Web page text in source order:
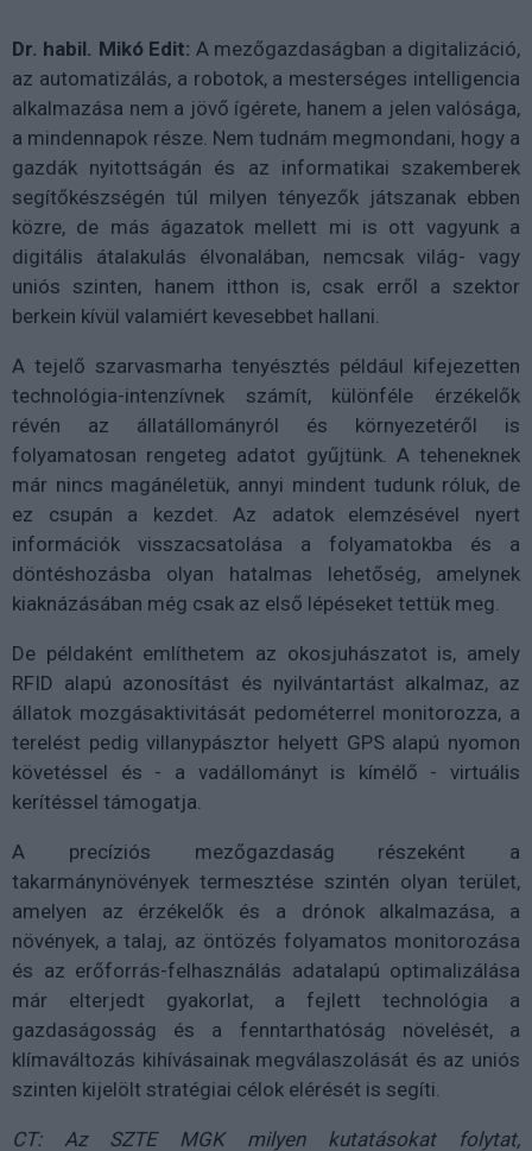
Dr. habil. Mikó Edit: A mezőgazdaságban a digitalizáció,
az automatizálás, a robotok, a mesterséges intelligencia
alkalmazása nem a jövő ígérete, hanem a jelen valósága,
a mindennapok része. Nem tudnám megmondani, hogy a
gazdák nyitottságán és az informatikai szakemberek
segítőkészségén túl milyen tényezők játszanak ebben
közre, de más ágazatok mellett mi is ott vagyunk a
digitális átalakulás élvonalában, nemcsak világ- vagy
uniós szinten, hanem itthon is, csak erről a szektor
berkein kívül valamiért kevesebbet hallani.
A tejelő szarvasmarha tenyésztés például kifejezetten
technológia-intenzívnek számít, különféle érzékelők
révén az állatállományról és környezetéről is
folyamatosan rengeteg adatot gyűjtünk. A teheneknek
már nincs magánéletük, annyi mindent tudunk róluk, de
ez csupán a kezdet. Az adatok elemzésével nyert
információk visszacsatolása a folyamatokba és a
döntéshozásba olyan hatalmas lehetőség, amelynek
kiaknázásában még csak az első lépéseket tettük meg.
De példaként említhetem az okosjuhászatot is, amely
RFID alapú azonosítást és nyilvántartást alkalmaz, az
állatok mozgásaktivitását pedométerrel monitorozza, a
terelést pedig villanypásztor helyett GPS alapú nyomon
követéssel és - a vadállományt is kímélő - virtuális
kerítéssel támogatja.
A precíziós mezőgazdaság részeként a
takarmánynövények termesztése szintén olyan terület,
amelyen az érzékelők és a drónok alkalmazása, a
növények, a talaj, az öntözés folyamatos monitorozása
és az erőforrás-felhasználás adatalapú optimalizálása
már elterjedt gyakorlat, a fejlett technológia a
gazdaságosság és a fenntarthatóság növelését, a
klímaváltozás kihívásainak megválaszolását és az uniós
szinten kijelölt stratégiai célok elérését is segíti.
CT: Az SZTE MGK milyen kutatásokat folytat,